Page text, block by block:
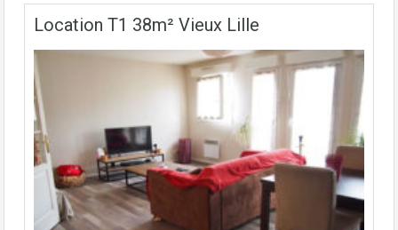
Location T1 38m² Vieux Lille